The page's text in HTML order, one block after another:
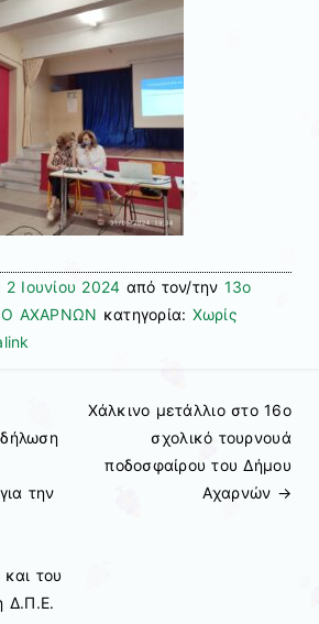
2 Ιουνίου 2024 από τον/την 13ο
ΑΧΑΡΝΩΝ κατηγορία: Χωρίς
την
του
Δ.Π.Ε.
Χάλκινο μετάλλιο στο 16ο
σχολικό τουρνουά
ποδοσφαίρου του Δήμου
Αχαρνών →